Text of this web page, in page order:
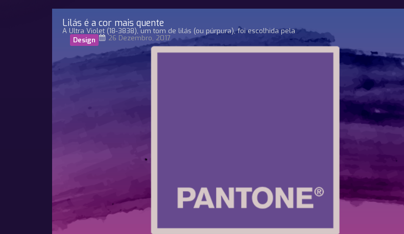
Lilás é a cor mais quente
A Ultra Violet (18-3838), um tom de lilás (ou púrpura), foi escolhida pela
Design
26 Dezembro, 2017